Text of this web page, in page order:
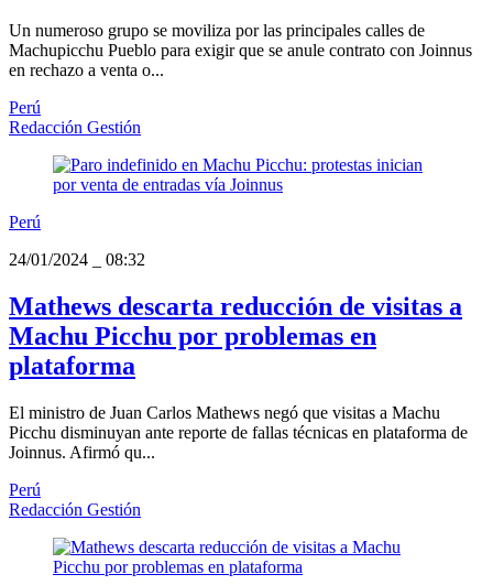
Un numeroso grupo se moviliza por las principales calles de
Machupicchu Pueblo para exigir que se anule contrato con Joinnus
en rechazo a venta o...
Perú
Redacción Gestión
Perú
24/01/2024
08:32
Mathews descarta reducción de visitas a
Machu Picchu por problemas en
plataforma
El ministro de Juan Carlos Mathews negó que visitas a Machu
Picchu disminuyan ante reporte de fallas técnicas en plataforma de
Joinnus. Afirmó qu...
Perú
Redacción Gestión